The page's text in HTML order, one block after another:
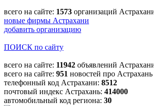
всего на сайте: 1573 организаций
новые фирмы Астрахани
добавить организацию
ПОИСК по сайту
всего на сайте: 11942 объявлений
всего на сайте: 951 новостей про Астрахань
телефонный код Астрахани: 8512
почтовый индекс Астрахань: 414000
автомобильный код региона: 30